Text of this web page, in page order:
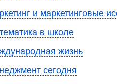
и маркетинговые
в школе
жизнь
сегодня